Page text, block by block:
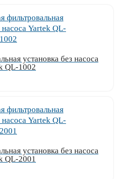
установка без насоса
QL-1002
установка без насоса
QL-2001